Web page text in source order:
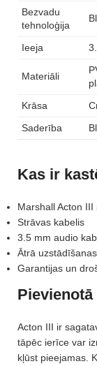
Bezvadu
tehnoloģija
Ieeja
Materiāli
Krāsa
Saderība
Kas ir
Marshall Acton
Strāvas kabelis
3.5 mm audio
Ātrā
Garantijas un
Acton III ir
tāpēc ierīce var
kļūst pieejamas.